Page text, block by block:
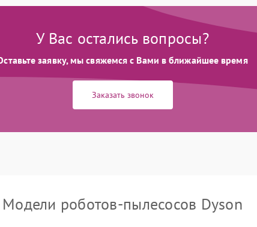
У Вас остались вопросы?
заявку, мы свяжемся с Вами в ближайшее время
Заказать звонок
Модели роботов-пылесосов Dyson